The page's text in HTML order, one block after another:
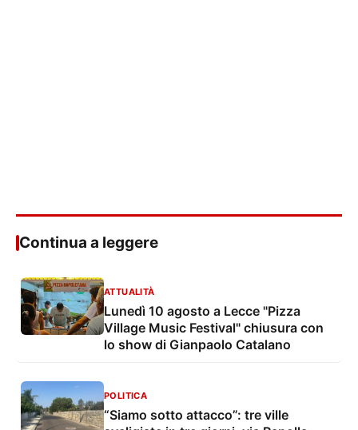
Continua a leggere
ATTUALITÀ
Lunedì 10 agosto a Lecce "Pizza
Village Music Festival" chiusura con
lo show di Gianpaolo Catalano
POLITICA
“Siamo sotto attacco”: tre ville